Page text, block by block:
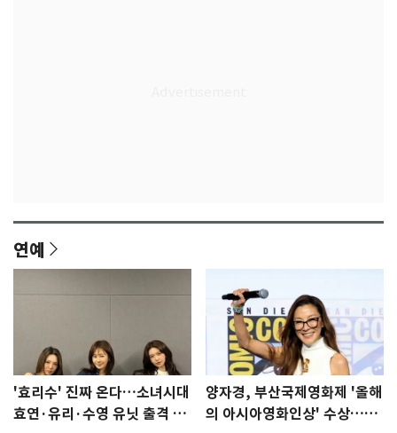
연예
'효리수' 진짜 온다…소녀시대
효연·유리·수영 유닛 출격 [N
양자경, 부산국제영화제 '올해
의 아시아영화인상' 수상…15